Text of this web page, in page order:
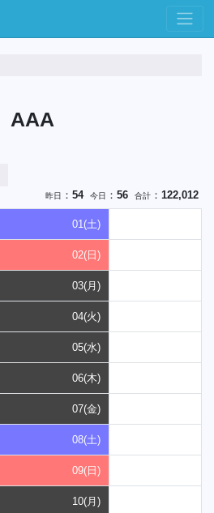
AAA
昨日 ： 54 今日 ： 56 合計 ： 122,012
01(土)
02(日)
03(月)
04(火)
05(水)
06(木)
07(金)
08(土)
09(日)
10(月)